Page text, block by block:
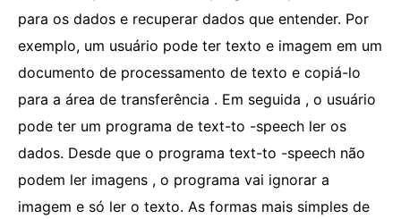
para os dados e recuperar dados que entender. Por
exemplo, um usuário pode ter texto e imagem em um
documento de processamento de texto e copiá-lo
para a área de transferência . Em seguida , o usuário
pode ter um programa de text-to -speech ler os
dados. Desde que o programa text-to -speech não
podem ler imagens , o programa vai ignorar a
imagem e só ler o texto. As formas mais simples de